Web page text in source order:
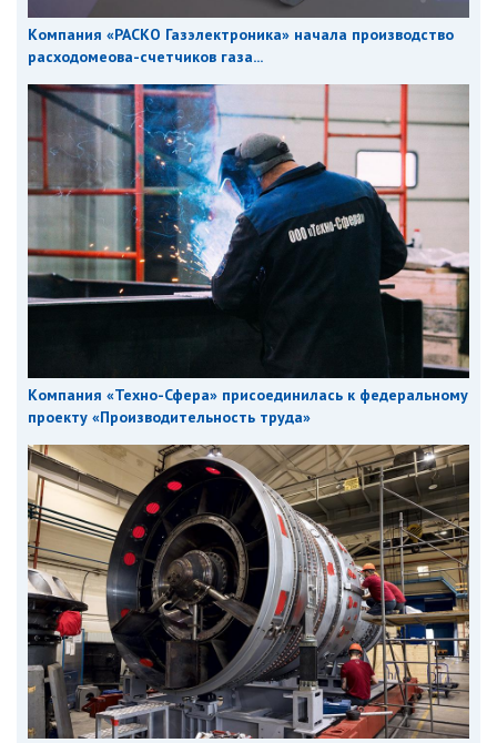
Компания «РАСКО Газэлектроника» начала производство
расходомеова-счетчиков газа...
Компания «Техно-Сфера» присоединилась к федеральному
проекту «Производительность труда»